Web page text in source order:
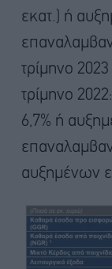
εκατ.) ή
τρίμηνο
τρίμηνο
6,7% ή
αυξημένων